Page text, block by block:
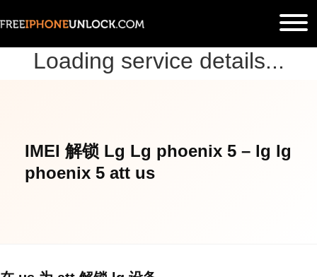
Loading service details...
IMEI 解锁 Lg Lg phoenix 5 – lg lg
phoenix 5 att us